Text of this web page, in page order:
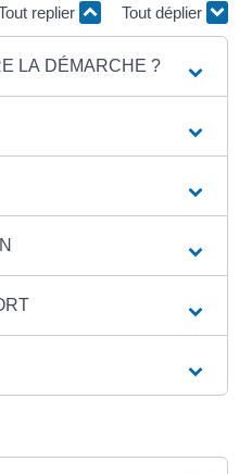
replier Tout déplier
LA DÉMARCHE ?